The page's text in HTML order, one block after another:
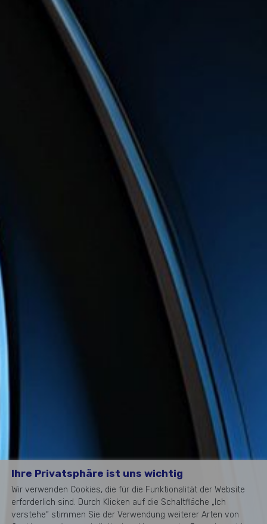
Ihre Privatsphäre ist uns wichtig
Wir verwenden Cookies, die für die Funktionalität der Website
erforderlich sind. Durch Klicken auf die Schaltfläche „Ich
verstehe“ stimmen Sie der Verwendung weiterer Arten von